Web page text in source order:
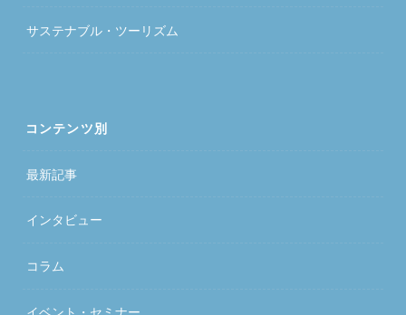
サステナブル・ツーリズム
コンテンツ別
最新記事
インタビュー
コラム
イベント・セミナー